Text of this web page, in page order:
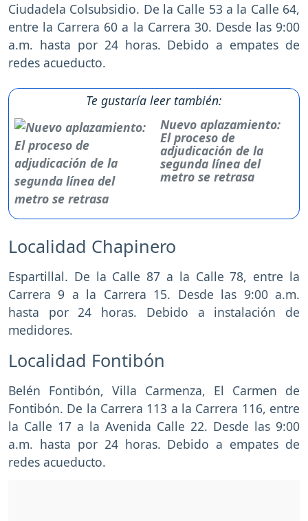
Ciudadela Colsubsidio. De la Calle 53 a la Calle 64,
entre la Carrera 60 a la Carrera 30. Desde las 9:00
a.m. hasta por 24 horas. Debido a empates de
redes acueducto.
Te gustaría leer también:
Nuevo aplazamiento:
El proceso de
adjudicación de la
segunda línea del
metro se retrasa
Localidad Chapinero
Espartillal. De la Calle 87 a la Calle 78, entre la
Carrera 9 a la Carrera 15. Desde las 9:00 a.m.
hasta por 24 horas. Debido a instalación de
medidores.
Localidad Fontibón
Belén Fontibón, Villa Carmenza, El Carmen de
Fontibón. De la Carrera 113 a la Carrera 116, entre
la Calle 17 a la Avenida Calle 22. Desde las 9:00
a.m. hasta por 24 horas. Debido a empates de
redes acueducto.